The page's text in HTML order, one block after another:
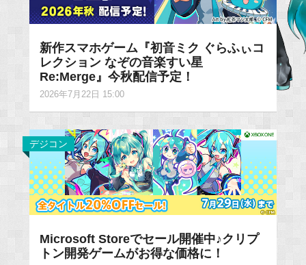
新作スマホゲーム『初音ミク ぐらふぃコ
レクション なぞの音楽すい星
Re:Merge』今秋配信予定！
2026年7月22日 15:00
デジコン
Microsoft Storeでセール開催中♪クリプ
トン開発ゲームがお得な価格に！